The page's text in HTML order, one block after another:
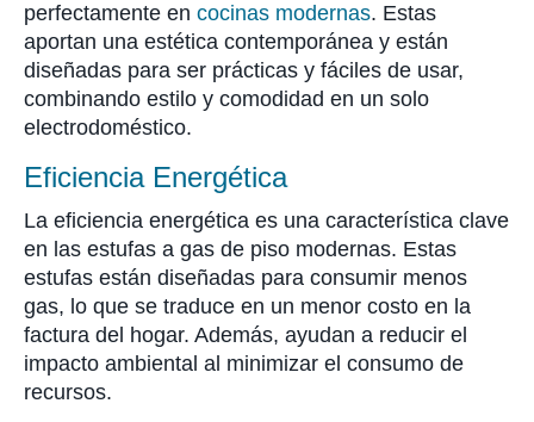
perfectamente en cocinas modernas. Estas
aportan una estética contemporánea y están
diseñadas para ser prácticas y fáciles de usar,
combinando estilo y comodidad en un solo
electrodoméstico.
Eficiencia Energética
La eficiencia energética es una característica clave
en las estufas a gas de piso modernas. Estas
estufas están diseñadas para consumir menos
gas, lo que se traduce en un menor costo en la
factura del hogar. Además, ayudan a reducir el
impacto ambiental al minimizar el consumo de
recursos.